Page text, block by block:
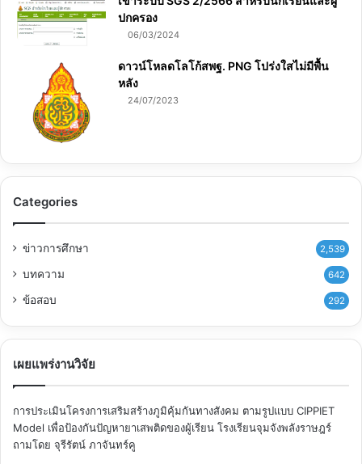
ปกครอง
06/03/2024
ดาวน์โหลดโลโก้สพฐ. PNG โปร่งใสไม่มีพื้น
หลัง
24/07/2023
Categories
ข่าวการศึกษา 2,539
บทความ 642
ข้อสอบ 292
เผยแพร่งานวิจัย
การประเมินโครงการเสริมสร้างภูมิคุ้มกันทางสังคม ตามรูปแบบ CIPPIET
Model เพื่อป้องกันปัญหายาเสพติดของผู้เรียน โรงเรียนจุมจังพลังราษฎร์
ถามโดย จุรีรัตน์ ภาจันทร์คู